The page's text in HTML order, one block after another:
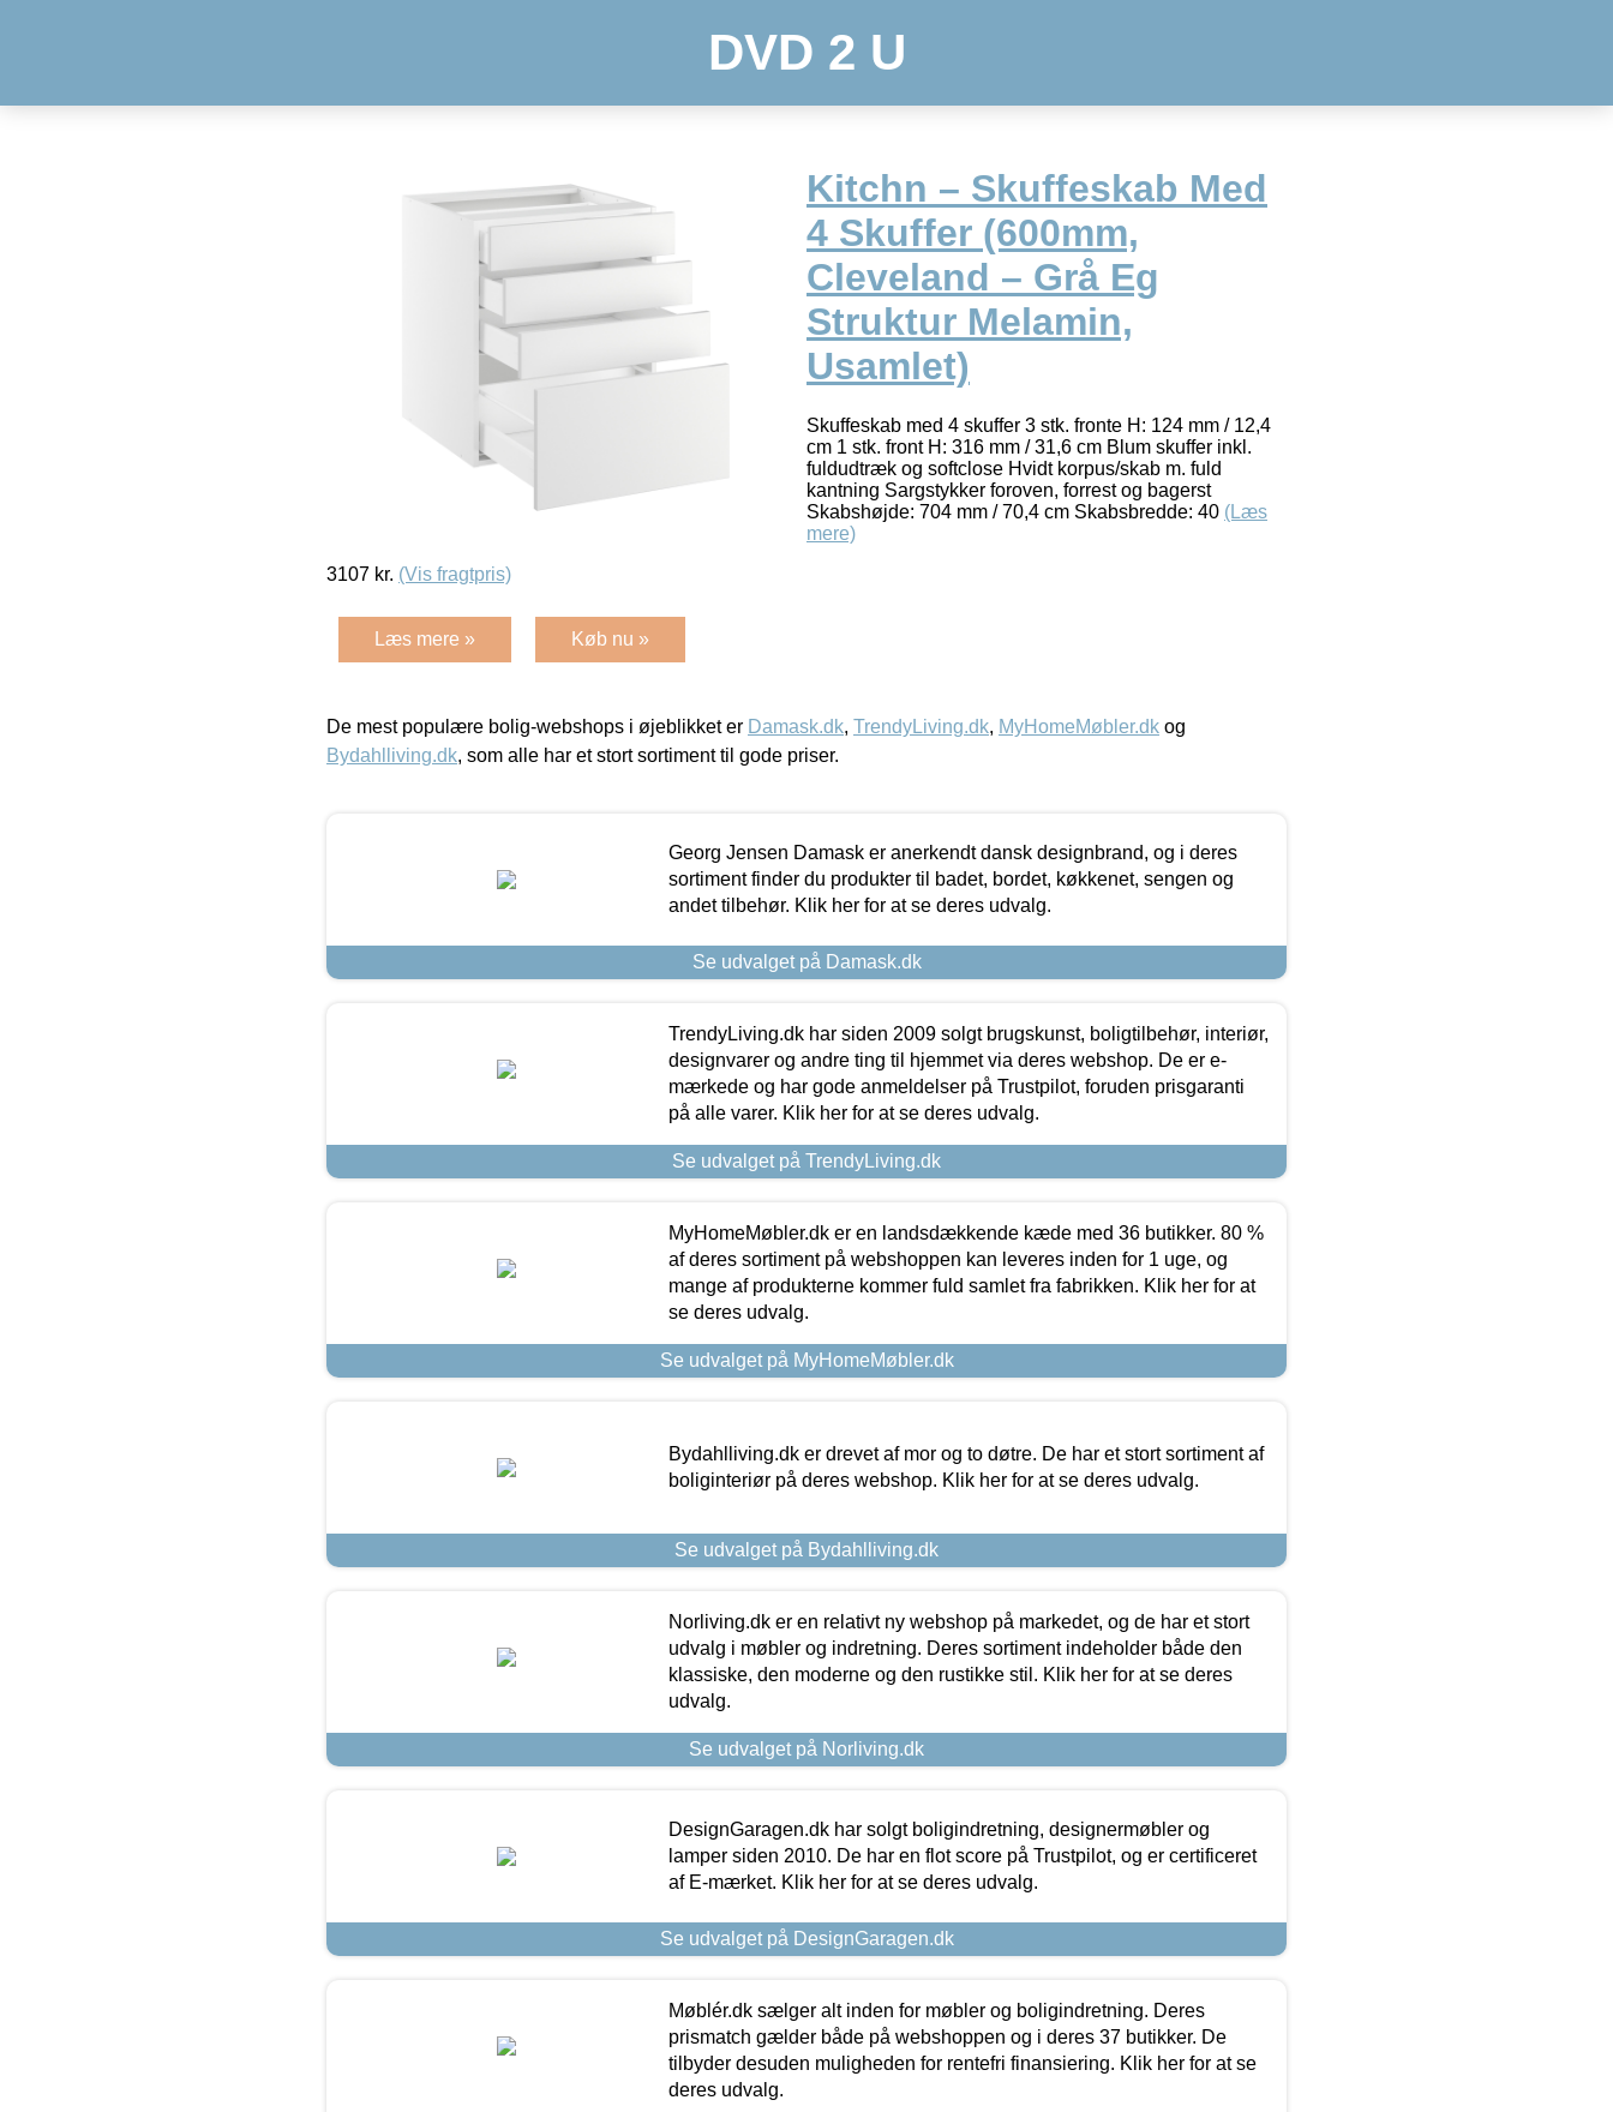
DVD 2 U
Kitchn – Skuffeskab Med
4 Skuffer (600mm,
Cleveland – Grå Eg
Struktur Melamin,
Usamlet)
Skuffeskab med 4 skuffer 3 stk. fronte H: 124 mm / 12,4
cm 1 stk. front H: 316 mm / 31,6 cm Blum skuffer inkl.
fuldudtræk og softclose Hvidt korpus/skab m. fuld
kantning Sargstykker foroven, forrest og bagerst
Skabshøjde: 704 mm / 70,4 cm Skabsbredde: 40 (Læs
mere)
3107 kr. (Vis fragtpris)
Læs mere » Køb nu »
De mest populære bolig-webshops i øjeblikket er Damask.dk, TrendyLiving.dk, MyHomeMøbler.dk og
Bydahlliving.dk, som alle har et stort sortiment til gode priser.
Georg Jensen Damask er anerkendt dansk designbrand, og i deres
sortiment finder du produkter til badet, bordet, køkkenet, sengen og
andet tilbehør. Klik her for at se deres udvalg.
Se udvalget på Damask.dk
TrendyLiving.dk har siden 2009 solgt brugskunst, boligtilbehør, interiør,
designvarer og andre ting til hjemmet via deres webshop. De er e-
mærkede og har gode anmeldelser på Trustpilot, foruden prisgaranti
på alle varer. Klik her for at se deres udvalg.
Se udvalget på TrendyLiving.dk
MyHomeMøbler.dk er en landsdækkende kæde med 36 butikker. 80 %
af deres sortiment på webshoppen kan leveres inden for 1 uge, og
mange af produkterne kommer fuld samlet fra fabrikken. Klik her for at
se deres udvalg.
Se udvalget på MyHomeMøbler.dk
Bydahlliving.dk er drevet af mor og to døtre. De har et stort sortiment af
boliginteriør på deres webshop. Klik her for at se deres udvalg.
Se udvalget på Bydahlliving.dk
Norliving.dk er en relativt ny webshop på markedet, og de har et stort
udvalg i møbler og indretning. Deres sortiment indeholder både den
klassiske, den moderne og den rustikke stil. Klik her for at se deres
udvalg.
Se udvalget på Norliving.dk
DesignGaragen.dk har solgt boligindretning, designermøbler og
lamper siden 2010. De har en flot score på Trustpilot, og er certificeret
af E-mærket. Klik her for at se deres udvalg.
Se udvalget på DesignGaragen.dk
Møblér.dk sælger alt inden for møbler og boligindretning. Deres
prismatch gælder både på webshoppen og i deres 37 butikker. De
tilbyder desuden muligheden for rentefri finansiering. Klik her for at se
deres udvalg.